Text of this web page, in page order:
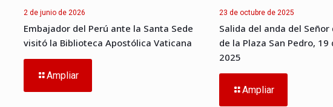
2 de junio de 2026
Embajador del Perú ante la Santa Sede
visitó la Biblioteca Apostólica Vaticana
Ampliar
23 de octubre de 2025
Salida del anda del
de la Plaza San Pedro,
2025
Ampliar